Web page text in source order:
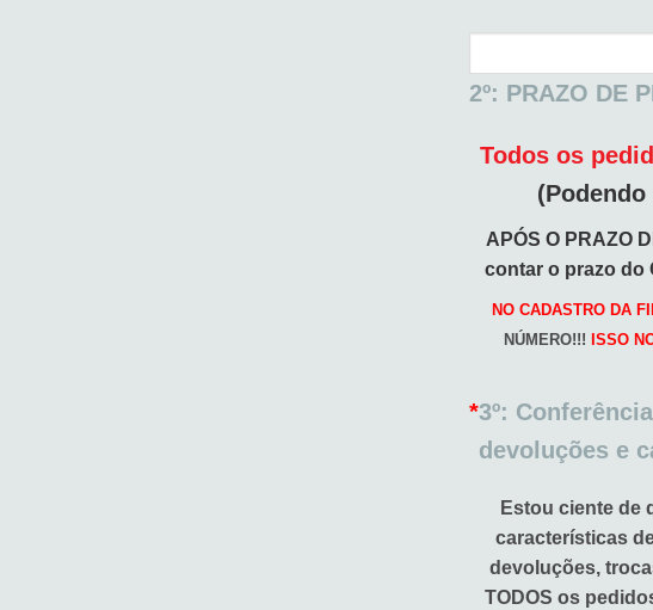
2º: PRAZO DE
Todos os
APÓS O PRAZO
contar o prazo do
NO CADASTRO DA
NÚMERO!!! ISSO
*3º:
devoluções e
Estou ciente de
características
devoluções,
TODOS os